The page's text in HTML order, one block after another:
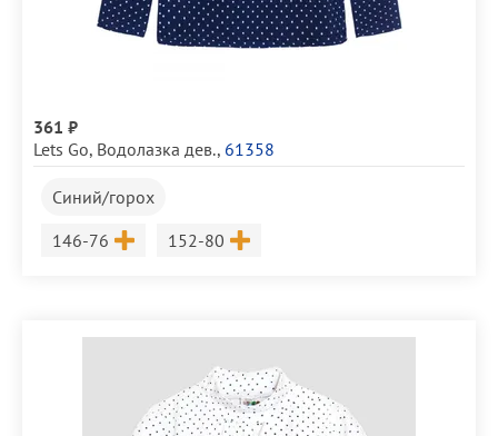
361 ₽
Lets Go, Водолазка дев., 61358
Синий/горох
Размер
146-76 Размер
152-80